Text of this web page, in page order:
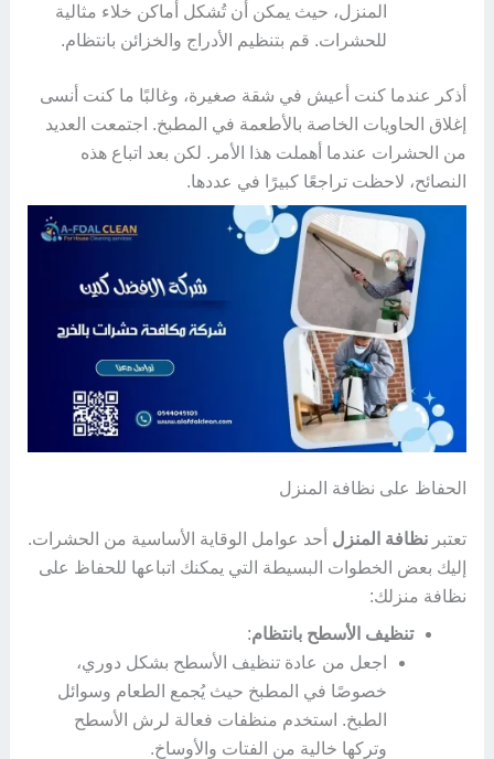
المنزل، حيث يمكن أن تُشكل أماكن خلاء مثالية
للحشرات. قم بتنظيم الأدراج والخزائن بانتظام.
أذكر عندما كنت أعيش في شقة صغيرة، وغالبًا ما كنت أنسى
إغلاق الحاويات الخاصة بالأطعمة في المطبخ. اجتمعت العديد
من الحشرات عندما أهملت هذا الأمر. لكن بعد اتباع هذه
النصائح، لاحظت تراجعًا كبيرًا في عددها.
الحفاظ على نظافة المنزل
تعتبر نظافة المنزل أحد عوامل الوقاية الأساسية من الحشرات.
إليك بعض الخطوات البسيطة التي يمكنك اتباعها للحفاظ على
نظافة منزلك:
تنظيف الأسطح بانتظام:
اجعل من عادة تنظيف الأسطح بشكل دوري،
خصوصًا في المطبخ حيث يُجمع الطعام وسوائل
الطبخ. استخدم منظفات فعالة لرش الأسطح
وتركها خالية من الفتات والأوساخ.